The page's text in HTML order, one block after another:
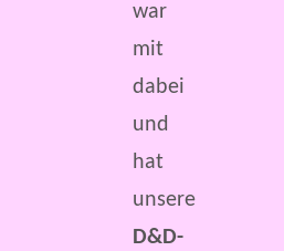
war
mit
dabei
und
hat
unsere
D&D-